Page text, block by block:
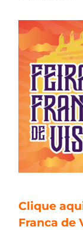
Clique
Franca de